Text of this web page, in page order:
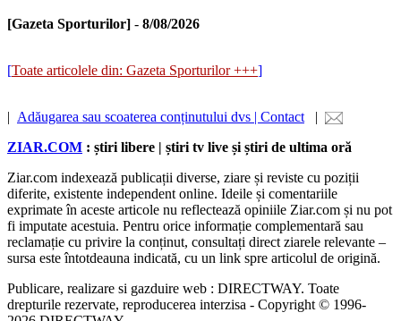
[Gazeta Sporturilor] - 8/08/2026
[Toate articolele din: Gazeta Sporturilor +++]
| Adăugarea sau scoaterea conținutului dvs | Contact |
ZIAR.COM : știri libere | știri tv live și știri de ultima oră
Ziar.com indexează publicații diverse, ziare și reviste cu poziții
diferite, existente independent online. Ideile și comentariile
exprimate în aceste articole nu reflectează opiniile Ziar.com și nu pot
fi imputate acestuia. Pentru orice informație complementară sau
reclamație cu privire la conținut, consultați direct ziarele relevante –
sursa este întotdeauna indicată, cu un link spre articolul de origină.
Publicare, realizare si gazduire web : DIRECTWAY. Toate
drepturile rezervate, reproducerea interzisa - Copyright © 1996-